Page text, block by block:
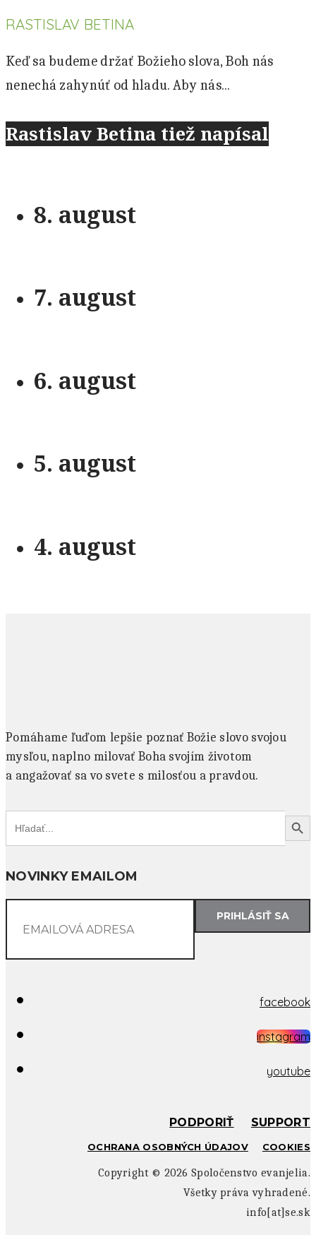
RASTISLAV BETINA
Keď sa budeme držať Božieho slova, Boh nás
nenechá zahynúť od hladu. Aby nás...
Rastislav Betina tiež napísal
8. august
7. august
6. august
5. august
4. august
Pomáhame ľuďom lepšie poznať Božie slovo svojou
mysľou, naplno milovať Boha svojím životom
a angažovať sa vo svete s milosťou a pravdou.
Search
for:
Search Button
NOVINKY EMAILOM
PRIHLÁSIŤ SA
facebook
instagram
youtube
PODPORIŤ SUPPORT
OCHRANA OSOBNÝCH ÚDAJOV COOKIES
Copyright © 2026 Spoločenstvo evanjelia.
Všetky práva vyhradené.
info[at]se.sk